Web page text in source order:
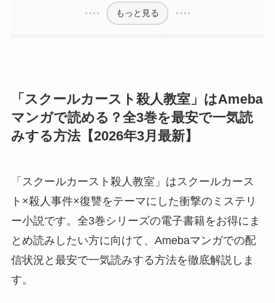
もっと見る
「スクールカースト殺人教室」はAmeba
マンガで読める？全3巻を最安で一気読
みする方法【2026年3月最新】
「スクールカースト殺人教室」はスクールカース
ト×殺人事件×復讐をテーマにした衝撃のミステリ
ー小説です。全3巻シリーズの電子書籍をお得にま
とめ読みしたい方に向けて、Amebaマンガでの配
信状況と最安で一気読みする方法を徹底解説しま
す。